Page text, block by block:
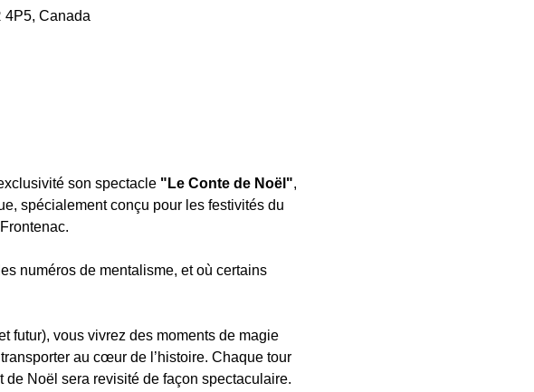
4P5, Canada
son spectacle "Le Conte de Noël",
spécialement conçu pour les festivités du
numéros de mentalisme, et où certains
futur), vous vivrez des moments de magie
au cœur de l’histoire. Chaque tour
de Noël sera revisité de façon spectaculaire.